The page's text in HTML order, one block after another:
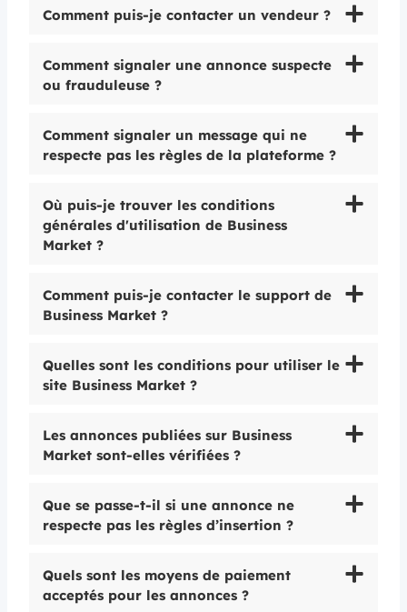
Comment puis-je contacter un vendeur ?
Comment signaler une annonce suspecte
ou frauduleuse ?
Comment signaler un message qui ne
respecte pas les règles de la plateforme ?
Où puis-je trouver les conditions
générales d'utilisation de Business
Market ?
Comment puis-je contacter le support de
Business Market ?
Quelles sont les conditions pour utiliser le
site Business Market ?
Les annonces publiées sur Business
Market sont-elles vérifiées ?
Que se passe-t-il si une annonce ne
respecte pas les règles d’insertion ?
Quels sont les moyens de paiement
acceptés pour les annonces ?